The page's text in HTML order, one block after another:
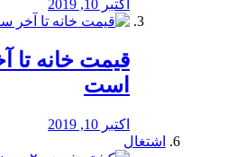
اکتبر 10, 2019
قیمت خانه
است
اکتبر 10, 2019
اشتغال